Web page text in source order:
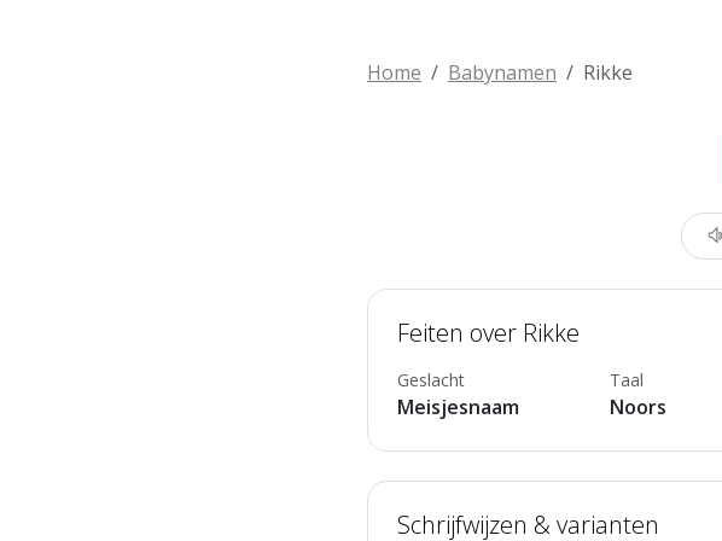
Home Babynamen Rikke
Feiten over Rikke
Geslacht
Meisjesnaam
Taal
Noors
Schrijfwijzen & varianten